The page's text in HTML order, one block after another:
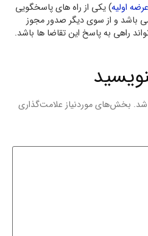
عرضه اولیه) یکی از راه های پاسخگویی
باشد و از سوی دیگر صدور مجوز
راهی به پاسخ این تقاضا ها باشد.
شد. بخش‌های موردنیاز علامت‌گذاری